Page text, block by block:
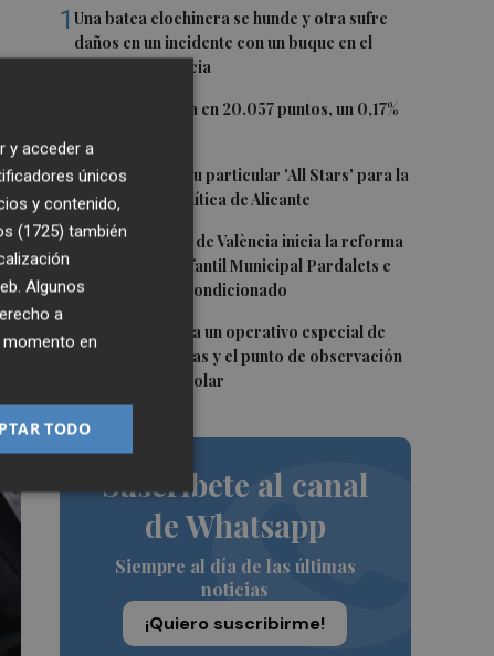
1Una batea clochinera se hunde y otra sufre
daños en un incidente con un buque en el
puerto de Valencia
El Ibex 35 cierra en 20.057 puntos, un 0,17%
3 El PSPV ultima su particular 'All Stars' para la
Conferencia Política de Alicante
4El Ayuntamiento de València inicia la reforma
de la Escuela Infantil Municipal Pardalets e
instalará aire acondicionado
5 València prepara un operativo especial de
limpieza en playas y el punto de observación
para el eclipse solar
Suscríbete al canal
de Whatsapp
Siempre al día de las últimas
noticias
¡Quiero suscribirme!
y acceder a
únicos
y contenido,
(1725) también
Algunos
a
momento en
TODO